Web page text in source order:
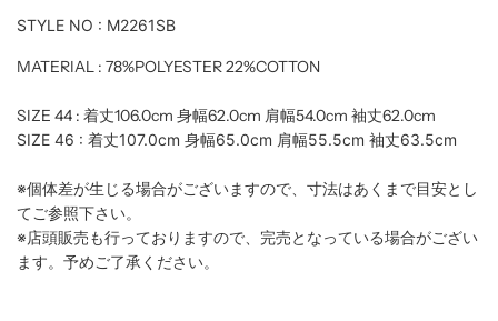
STYLE NO : M2261SB
MATERIAL : 78%POLYESTER 22%COTTON
SIZE 44 : 着丈106.0cm 身幅62.0cm 肩幅54.0cm 袖丈62.0cm
SIZE 46 : 着丈107.0cm 身幅65.0cm 肩幅55.5cm 袖丈63.5cm
※個体差が生じる場合がございますので、寸法はあくまで目安とし
てご参照下さい。
※店頭販売も行っておりますので、完売となっている場合がござい
ます。予めご了承ください。